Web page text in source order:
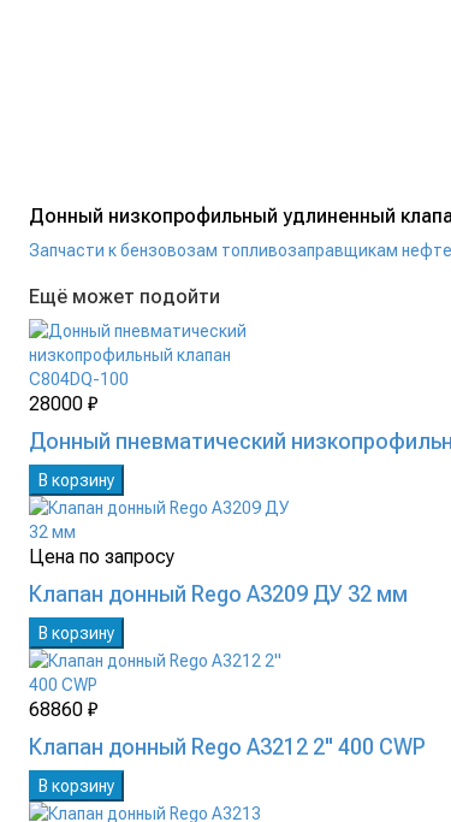
Донный низкопрофильный удлиненный
Запчасти к бензовозам топливозаправщикам
Ещё может подойти
28000 ₽
Донный пневматический
В корзину
Цена по запросу
Клапан донный Rego A3209 ДУ 32 мм
В корзину
68860 ₽
Клапан донный Rego A3212 2" 400 CWP
В корзину